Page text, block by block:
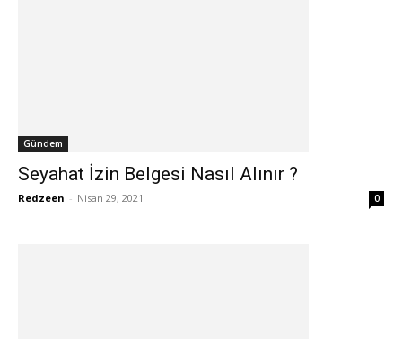
Gündem
Seyahat İzin Belgesi Nasıl Alınır ?
Redzeen - Nisan 29, 2021 0